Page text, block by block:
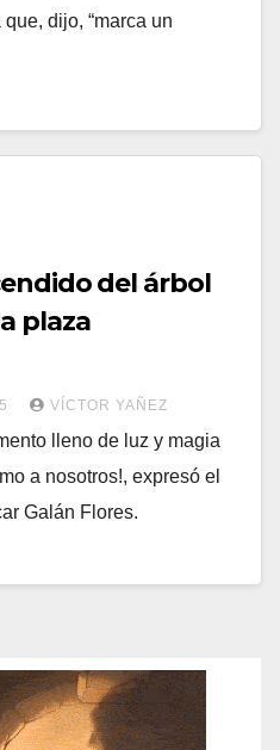
dijo, “marca un
del árbol
plaza
VÍCTOR YAÑEZ
lleno de luz y magia
a nosotros!, expresó el
Galán Flores.